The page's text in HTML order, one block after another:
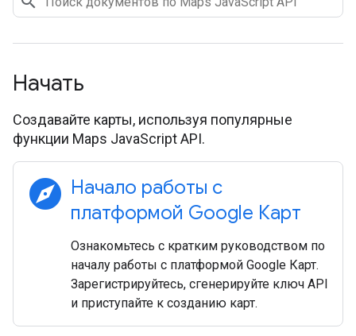
Начать
Создавайте карты, используя популярные
функции Maps JavaScript API.
explore Начало работы с
платформой Google Карт
Ознакомьтесь с кратким руководством по
началу работы с платформой Google Карт.
Зарегистрируйтесь, сгенерируйте ключ API
и приступайте к созданию карт.